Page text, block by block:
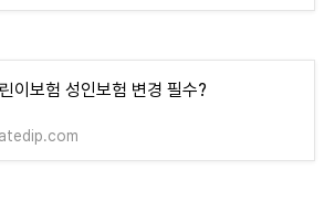
이보험 성인보험 변경 필수?